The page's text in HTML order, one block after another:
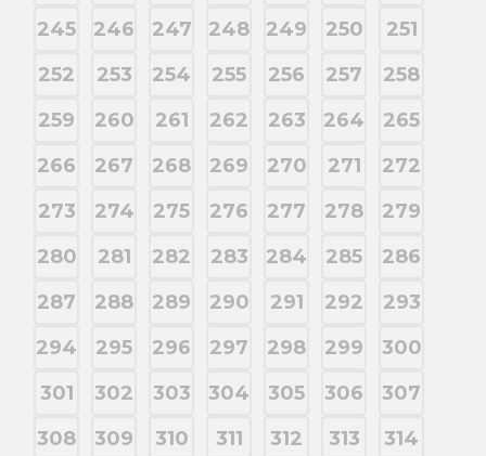
245
246 247 248 249 250
251
252
253 254 255 256 257
258
259
260 261 262 263 264
265
266
267 268 269 270 271
272
273
274 275 276 277 278
279
280
281 282 283 284 285
286
287
288 289 290 291 292
293
294
295 296 297 298 299
300
301
302 303 304 305 306
307
308
309 310 311 312 313
314